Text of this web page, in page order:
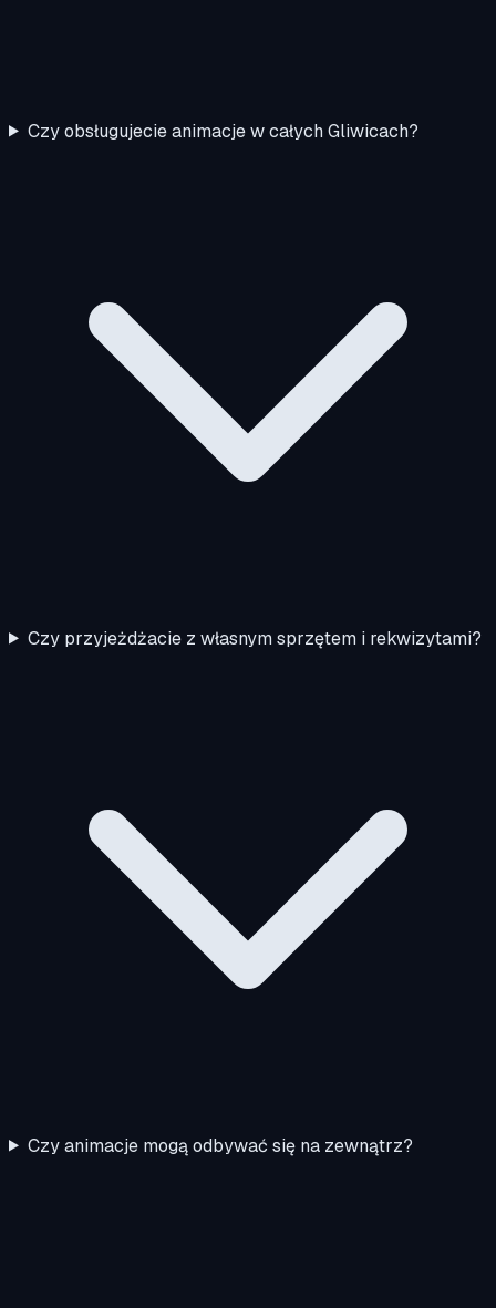
Czy obsługujecie animacje w całych Gliwicach?
Czy przyjeżdżacie z własnym sprzętem i rekwizytami?
Czy animacje mogą odbywać się na zewnątrz?